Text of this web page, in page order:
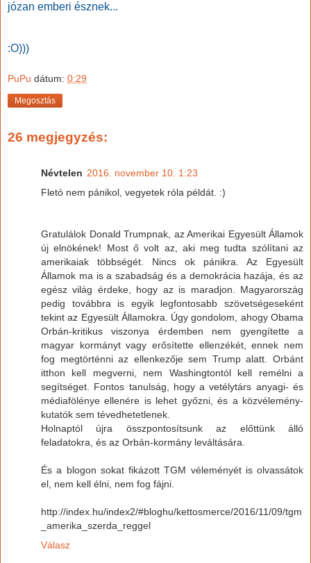
józan emberi észnek...
:O)))
PuPu dátum: 0:29
Megosztás
26 megjegyzés:
Névtelen 2016. november 10. 1:23
Fletó nem pánikol, vegyetek róla példát. :)
Gratulálok Donald Trumpnak, az Amerikai Egyesült Államok
új elnökének! Most ő volt az, aki meg tudta szólítani az
amerikaiak többségét. Nincs ok pánikra. Az Egyesült
Államok ma is a szabadság és a demokrácia hazája, és az
egész világ érdeke, hogy az is maradjon. Magyarország
pedig továbbra is egyik legfontosabb szövetségeseként
tekint az Egyesült Államokra. Úgy gondolom, ahogy Obama
Orbán-kritikus viszonya érdemben nem gyengítette a
magyar kormányt vagy erősítette ellenzékét, ennek nem
fog megtörténni az ellenkezője sem Trump alatt. Orbánt
itthon kell megverni, nem Washingtontól kell remélni a
segítséget. Fontos tanulság, hogy a vetélytárs anyagi- és
médiafölénye ellenére is lehet győzni, és a közvélemény-
kutatók sem tévedhetetlenek.
Holnaptól újra összpontosítsunk az előttünk álló
feladatokra, és az Orbán-kormány leváltására.
És a blogon sokat fikázott TGM véleményét is olvassátok
el, nem kell élni, nem fog fájni.
http://index.hu/index2/#bloghu/kettosmerce/2016/11/09/tgm
_amerika_szerda_reggel
Válasz